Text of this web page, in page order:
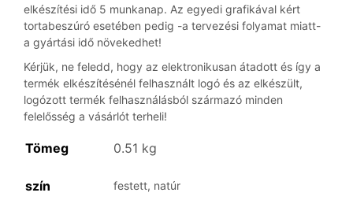
elkészítési idő 5 munkanap. Az egyedi grafikával kért
tortabeszúró esetében pedig -a tervezési folyamat miatt-
a gyártási idő növekedhet!
Kérjük, ne feledd, hogy az elektronikusan átadott és így a
termék elkészítésénél felhasznált logó és az elkészült,
logózott termék felhasználásból származó minden
felelősség a vásárlót terheli!
Tömeg 0.51 kg
szín festett, natúr